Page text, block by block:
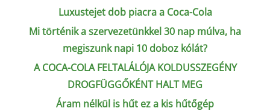
Luxustejet dob piacra a Coca-Cola
Mi történik a szervezetünkkel 30 nap múlva, ha
megiszunk napi 10 doboz kólát?
A COCA-COLA FELTALÁLÓJA KOLDUSSZEGÉNY
DROGFÜGGŐKÉNT HALT MEG
Áram nélkül is hűt ez a kis hűtőgép